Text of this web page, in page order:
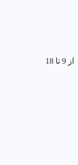
از 9 تا 18